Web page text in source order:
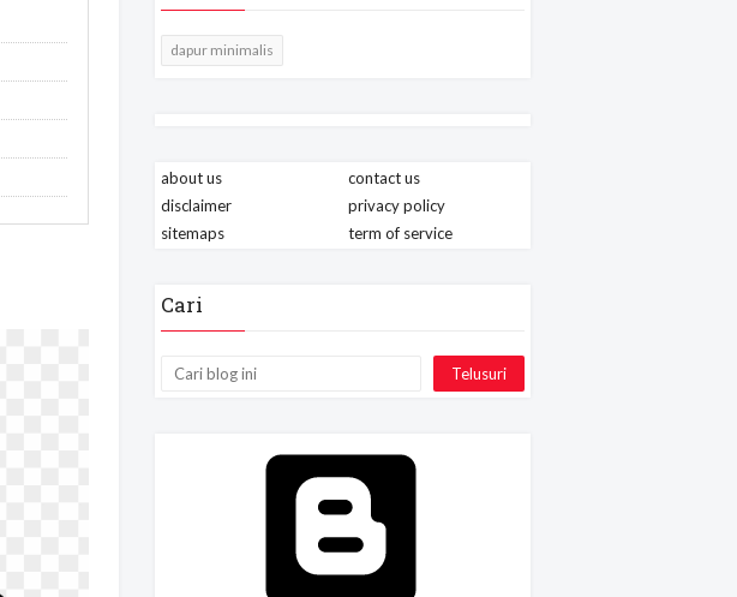
dapur minimalis
about us
contact us
disclaimer
privacy policy
sitemaps
term of service
Cari